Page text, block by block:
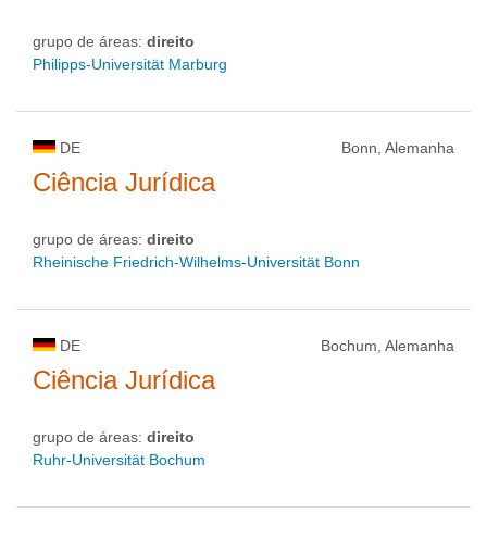
grupo de áreas: direito
Philipps-Universität Marburg
DE Bonn, Alemanha
Ciência Jurídica
grupo de áreas: direito
Rheinische Friedrich-Wilhelms-Universität Bonn
DE Bochum, Alemanha
Ciência Jurídica
grupo de áreas: direito
Ruhr-Universität Bochum